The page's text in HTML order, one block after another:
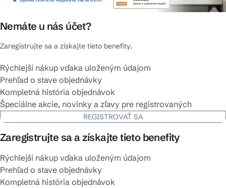
Nemáte u nás účet?
Zaregistrujte sa a získajte tieto benefity.
Rýchlejší nákup vďaka uloženým údajom
Prehľad o stave objednávky
Kompletná história objednávok
Špeciálne akcie, novinky a zľavy pre registrovaných
REGISTROVAŤ SA
Zaregistrujte sa a získajte tieto benefity
Rýchlejší nákup vďaka uloženým údajom
Prehľad o stave objednávky
Kompletná história objednávok